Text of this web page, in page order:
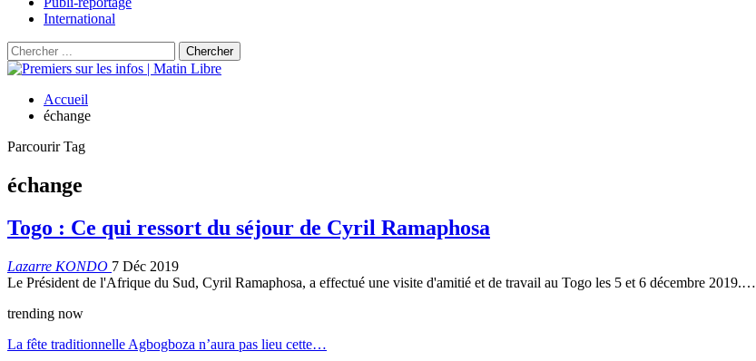
International
Accueil
échange
Parcourir Tag
échange
Togo : Ce qui ressort du séjour de Cyril Ramaphosa
Lazarre KONDO 7 Déc 2019
Le Président de l'Afrique du Sud, Cyril Ramaphosa, a effectué une visite d'amitié et de travail au Togo les 5 et 6 décembre 2019.…
trending now
La fête traditionnelle Agbogboza n’aura pas lieu cette…